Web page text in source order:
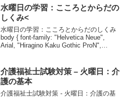
水曜日の学習：こころとからだの
しくみ<
水曜日の学習：こころとからだのしくみ
body { font-family: "Helvetica Neue",
Arial, "Hiragino Kaku Gothic ProN",
介護福祉士試験対策 – 火曜日：介
護の基本
介護福祉士試験対策 - 火曜日：介護の基